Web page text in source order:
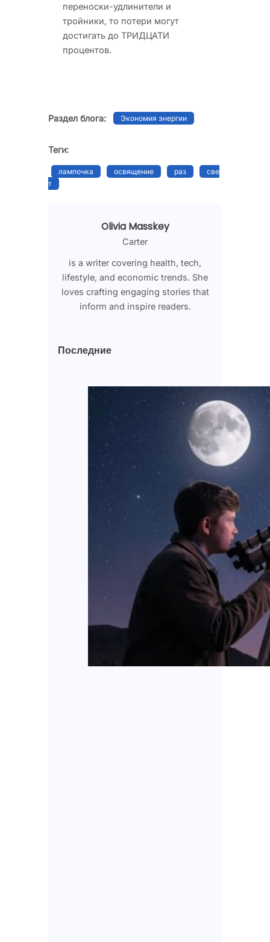
переноски-удлинители и
тройники, то потери могут
достигать до ТРИДЦАТИ
процентов.
Раздел блога: Экономия энергии
Теги:
лампочка освящение раз
све
т
Olivia Masskey
Carter
is a writer covering health, tech,
lifestyle, and economic trends. She
loves crafting engaging stories that
inform and inspire readers.
Последние